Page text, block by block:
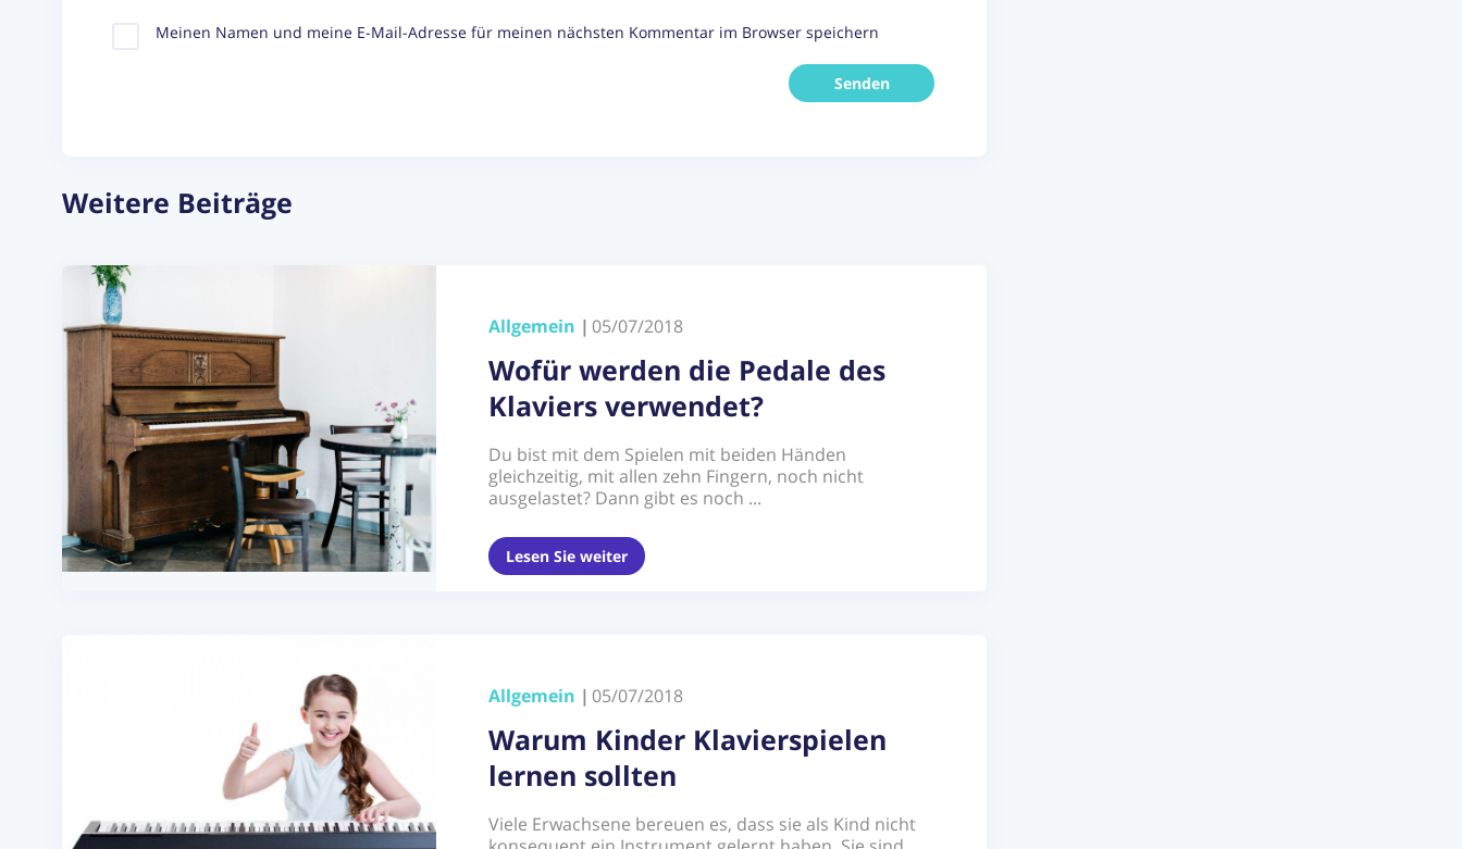
Meinen Namen und meine E-Mail-Adresse für meinen nächsten Kommentar im Browser speichern
Weitere Beiträge
Allgemein | 05/07/2018
Wofür werden die Pedale des
Klaviers verwendet?
Du bist mit dem Spielen mit beiden Händen
gleichzeitig, mit allen zehn Fingern, noch nicht
ausgelastet? Dann gibt es noch ...
Lesen Sie weiter
Allgemein | 05/07/2018
Warum Kinder Klavierspielen
lernen sollten
Viele Erwachsene bereuen es, dass sie als Kind nicht